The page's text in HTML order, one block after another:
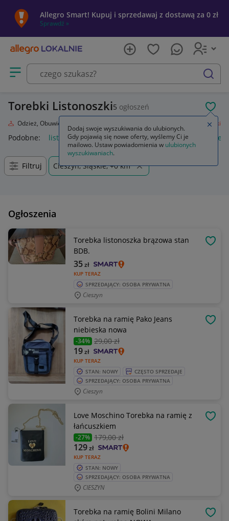
Allegro Smart! Kupuj i sprzedawaj z dostawą za 0 zł
Sprawdź »
Otwórz menu z kategoriami
szukaj
Torebki Listonoszki5 ogłoszeń
Odzież, Obuwie, Dodatki Listonoszki
Podobne: listonoszki damskie torebki listonoszki damskie
Filtruj Cieszyn, Śląskie, +0 km
Ogłoszenia
Torebka listonoszka brązowa stan
BDB.
KUP TERAZ
35zł
SPRZEDAJĄCY: OSOBA PRYWATNA
Cieszyn
Torebka na ramię Pako Jeans
niebieska nowa
-34% 29,00 zł
KUP TERAZ
19zł
STAN: NOWY
CZĘSTO SPRZEDAJE
SPRZEDAJĄCY: OSOBA PRYWATNA
Cieszyn
Love Moschino Torebka na ramię z
łańcuszkiem
-27% 179,00 zł
KUP TERAZ
129zł
STAN: NOWY
SPRZEDAJĄCY: OSOBA PRYWATNA
CIESZYN
Torebka na ramię Bolini Milano
Dodaj swoje wyszukiwania do ulubionych.
Gdy pojawią się nowe oferty, wyślemy Ci je
mailowo. Ustaw powiadomienia w ulubionych
wyszukiwaniach.